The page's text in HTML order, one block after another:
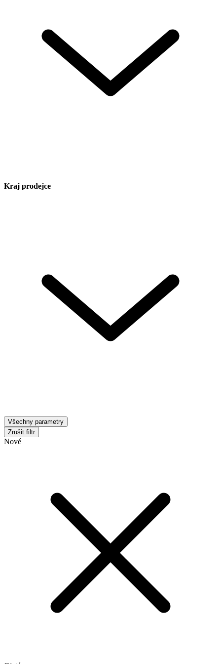
Kraj prodejce
Všechny parametry
Zrušit filtr
Nové